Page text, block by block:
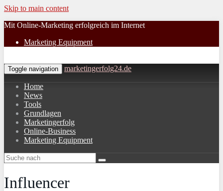
Skip to main content
Mit Online-Marketing erfolgreich im Internet
Marketing Equipment
Toggle navigation marketingerfolg24.de
Home
News
Tools
Grundlagen
Marketingerfolg
Online-Business
Marketing Equipment
Influencer